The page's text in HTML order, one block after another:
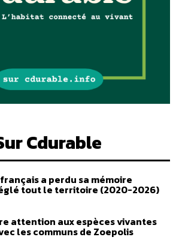
Cdurable
a perdu sa mémoire
tout le territoire (2020-2026)
attention aux espèces vivantes
les communs de Zoepolis